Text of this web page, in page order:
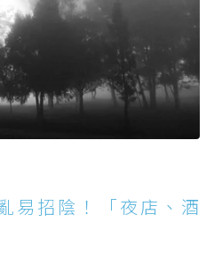
易招陰！「夜店、酒